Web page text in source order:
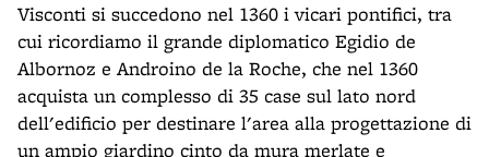
Visconti si succedono nel 1360 i vicari pontifici, tra
cui ricordiamo il grande diplomatico Egidio de
Albornoz e Androino de la Roche, che nel 1360
acquista un complesso di 35 case sul lato nord
dell'edificio per destinare l'area alla progettazione di
un ampio giardino cinto da mura merlate e